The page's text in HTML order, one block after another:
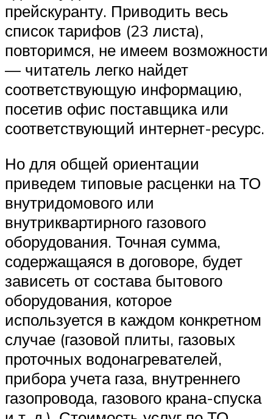
прейскуранту. Приводить весь
список тарифов (23 листа),
повторимся, не имеем возможности
— читатель легко найдет
соответствующую информацию,
посетив офис поставщика или
соответствующий интернет-ресурс.
Но для общей ориентации
приведем типовые расценки на ТО
внутридомового или
внутриквартирного газового
оборудования. Точная сумма,
содержащаяся в договоре, будет
зависеть от состава бытового
оборудования, которое
используется в каждом конкретном
случае (газовой плиты, газовых
проточных водонагревателей,
прибора учета газа, внутреннего
газопровода, газового крана-спуска